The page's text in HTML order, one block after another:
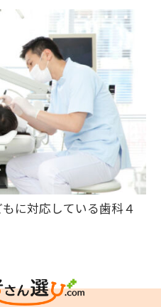
に対応している歯科４